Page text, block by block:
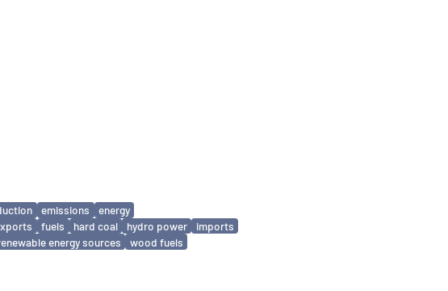
emissions
energy
fuels hard coal hydro power
imports
energy sources wood fuels